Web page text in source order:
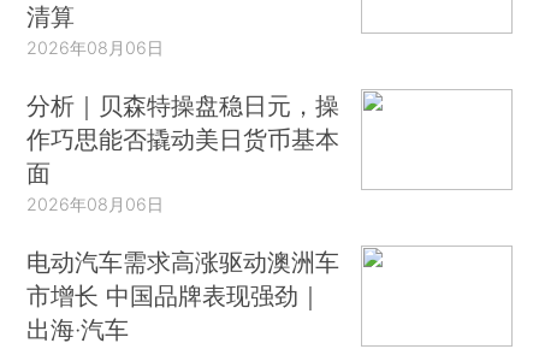
清算
2026年08月06日
分析｜贝森特操盘稳日元，操
作巧思能否撬动美日货币基本
面
2026年08月06日
电动汽车需求高涨驱动澳洲车
市增长 中国品牌表现强劲｜
出海·汽车